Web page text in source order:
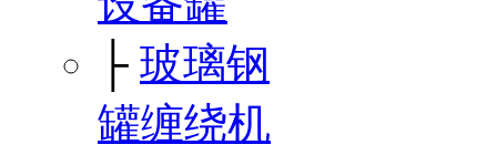
├ 玻璃钢
罐缠绕机